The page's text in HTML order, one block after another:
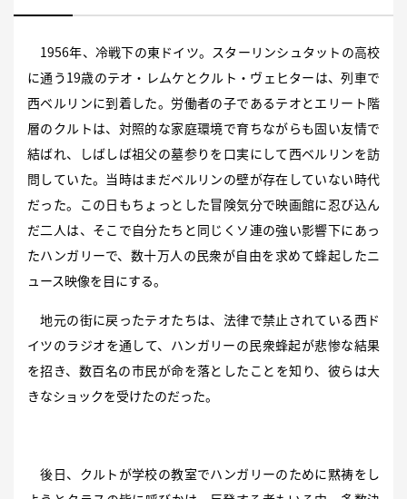
1956年、冷戦下の東ドイツ。スターリンシュタットの高校
に通う19歳のテオ・レムケとクルト・ヴェヒターは、列車で
西ベルリンに到着した。労働者の子であるテオとエリート階
層のクルトは、対照的な家庭環境で育ちながらも固い友情で
結ばれ、しばしば祖父の墓参りを口実にして西ベルリンを訪
問していた。当時はまだベルリンの壁が存在していない時代
だった。この日もちょっとした冒険気分で映画館に忍び込ん
だ二人は、そこで自分たちと同じくソ連の強い影響下にあっ
たハンガリーで、数十万人の民衆が自由を求めて蜂起したニ
ュース映像を目にする。
地元の街に戻ったテオたちは、法律で禁止されている西ド
イツのラジオを通して、ハンガリーの民衆蜂起が悲惨な結果
を招き、数百名の市民が命を落としたことを知り、彼らは大
きなショックを受けたのだった。
後日、クルトが学校の教室でハンガリーのために黙祷をし